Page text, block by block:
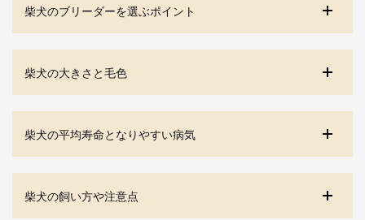
柴犬のブリーダーを選ぶポイント
柴犬の大きさと毛色
柴犬の平均寿命となりやすい病気
柴犬の飼い方や注意点